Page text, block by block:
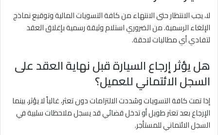
لا، يجب الانتظار حتى الانتهاء من كافة التسويات المالية وتوقيع نماذج
الإلغاء الرسمية. من الضروري استلام وثيقة رسمية بإغلاق العقد
لتفادي أي مطالبات لاحقة.
هل يؤثر إرجاع السيارة قبل نهاية العقد على
السجل الائتماني للعميل؟
إذا تمت كافة التسويات وسُددت الالتزامات دون تعثر، غالباً لا يؤثر، بينما
الإرجاع بعد تعثر طويل أو تدخل قضائي قد يسجل ملاحظات سلبية في
السجل الائتماني للمستأجر.